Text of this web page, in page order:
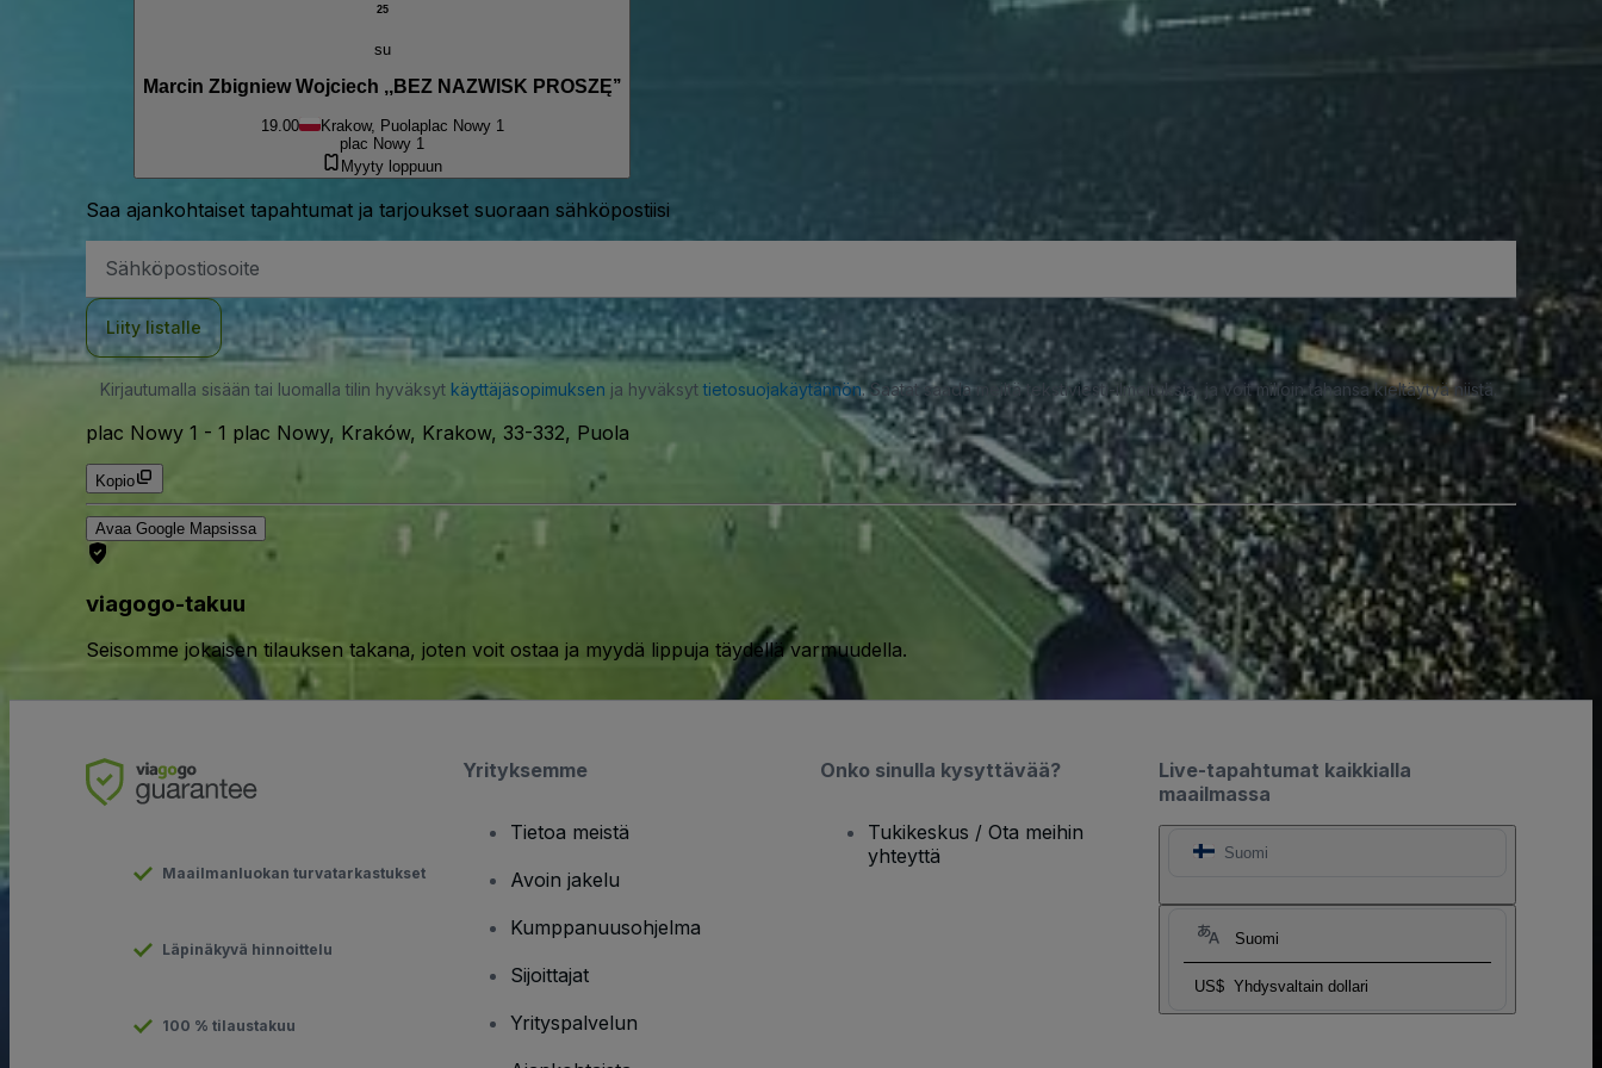
25
su
Marcin Zbigniew Wojciech ,,BEZ NAZWISK PROSZĘ’’
19.00 Krakow, Puolaplac Nowy 1
plac Nowy 1
Myyty loppuun
Saa ajankohtaiset tapahtumat ja tarjoukset suoraan sähköpostiisi
Liity listalle
Kirjautumalla sisään tai luomalla tilin hyväksyt käyttäjäsopimuksen ja hyväksyttietosuojakäytännön. Saatat saada meiltä tekstiviesti-ilmoituksia, ja voit milloin tahansa kieltäytyä niistä.
plac Nowy 1 - 1 plac Nowy, Kraków, Krakow, 33-332, Puola
Kopio
Avaa Google Mapsissa
viagogo-takuu
Seisomme jokaisen tilauksen takana, joten voit ostaa ja myydä lippuja täydellä varmuudella.
Live-tapahtumat kaikkialla
maailmassa
Suomi
Suomi
US$ Yhdysvaltain dollari
Maailmanluokan turvatarkastukset
Läpinäkyvä hinnoittelu
100 % tilaustakuu
Yrityksemme
Tietoa meistä
Avoin jakelu
Kumppanuusohjelma
Sijoittajat
Yrityspalvelun
Onko sinulla kysyttävää?
Tukikeskus / Ota meihin
yhteyttä